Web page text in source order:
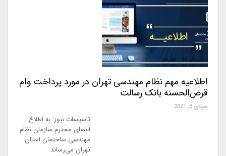
اطلاعیه مهم نظام مهندسی تهران در مورد پرداخت وام
قرض‌الحسنه بانک رسالت
جولای 8, 2021
تاسیسات نیوز: به اطلاع
اعضای محترم سازمان نظام
مهندسی ساختمان استان
تهران می‌رساند: